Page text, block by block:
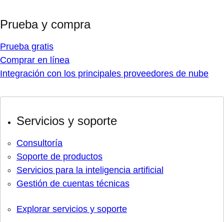
Prueba y compra
Prueba gratis
Comprar en línea
Integración con los principales proveedores de nube
Servicios y soporte
Consultoría
Soporte de productos
Servicios para la inteligencia artificial
Gestión de cuentas técnicas
Explorar servicios y soporte